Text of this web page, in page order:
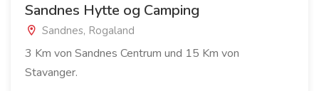
Sandnes Hytte og Camping
Sandnes, Rogaland
3 Km von Sandnes Centrum und 15 Km von
Stavanger.